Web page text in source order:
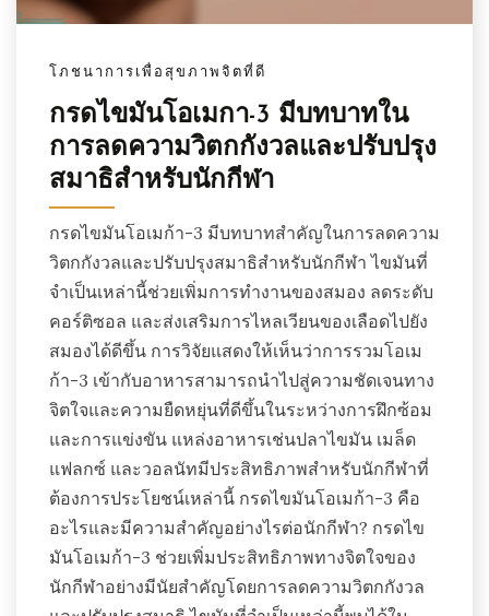
โภชนาการเพื่อสุขภาพจิตที่ดี
กรดไขมันโอเมกา-3 มีบทบาทใน
การลดความวิตกกังวลและปรับปรุง
สมาธิสำหรับนักกีฬา
กรดไขมันโอเมก้า-3 มีบทบาทสำคัญในการลดความ
วิตกกังวลและปรับปรุงสมาธิสำหรับนักกีฬา ไขมันที่
จำเป็นเหล่านี้ช่วยเพิ่มการทำงานของสมอง ลดระดับ
คอร์ติซอล และส่งเสริมการไหลเวียนของเลือดไปยัง
สมองได้ดีขึ้น การวิจัยแสดงให้เห็นว่าการรวมโอเม
ก้า-3 เข้ากับอาหารสามารถนำไปสู่ความชัดเจนทาง
จิตใจและความยืดหยุ่นที่ดีขึ้นในระหว่างการฝึกซ้อม
และการแข่งขัน แหล่งอาหารเช่นปลาไขมัน เมล็ด
แฟลกซ์ และวอลนัทมีประสิทธิภาพสำหรับนักกีฬาที่
ต้องการประโยชน์เหล่านี้ กรดไขมันโอเมก้า-3 คือ
อะไรและมีความสำคัญอย่างไรต่อนักกีฬา? กรดไข
มันโอเมก้า-3 ช่วยเพิ่มประสิทธิภาพทางจิตใจของ
นักกีฬาอย่างมีนัยสำคัญโดยการลดความวิตกกังวล